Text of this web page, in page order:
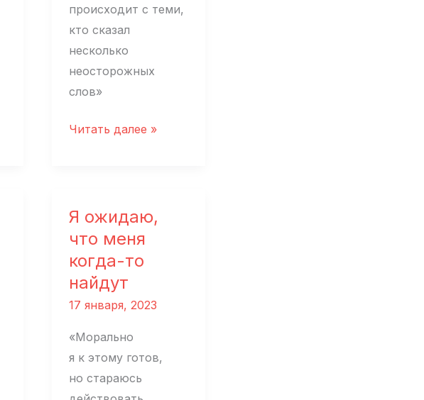
происходит с теми,
кто сказал
несколько
неосторожных
слов»
Сергей
что
Читать далее »
Я ожидаю,
что меня
когда-то
найдут
17 января, 2023
«Морально
я к этому готов,
но стараюсь